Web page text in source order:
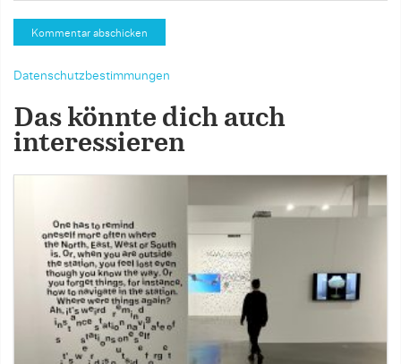
Datenschutzbestimmungen
Das könnte dich auch
interessieren